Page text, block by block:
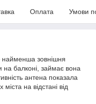
Оплата Умови
зовнішня
на балконі, займає вона
антена показала
на відстані від